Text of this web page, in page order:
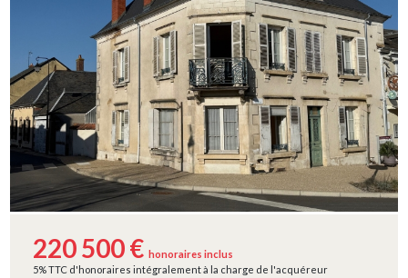
220 500 €honoraires inclus
5% TTC d'honoraires intégralement à la charge de l'acquéreur